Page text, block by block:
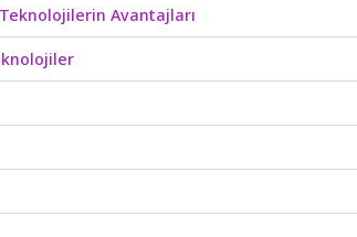
Avantajları